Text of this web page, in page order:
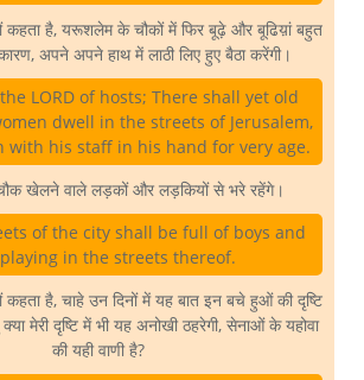
कहता है, यरूशलेम के चौकों में फिर बूढ़े और बूढिय़ां बहुत
अपने अपने हाथ में लाठी लिए हुए बैठा करेंगी।
LORD of hosts; There shall yet old
dwell in the streets of Jerusalem,
with his staff in his hand for very age.
खेलने वाले लड़कों और लड़कियों से भरे रहेंगे।
of the city shall be full of boys and
in the streets thereof.
कहता है, चाहे उन दिनों में यह बात इन बचे हुओं की दृष्टि
मेरी दृष्टि में भी यह अनोखी ठहरेगी, सेनाओं के यहोवा
की यही वाणी है?